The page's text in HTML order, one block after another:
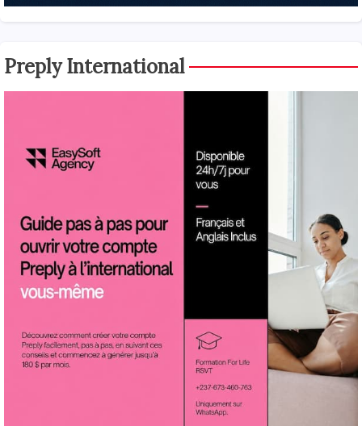
Preply International